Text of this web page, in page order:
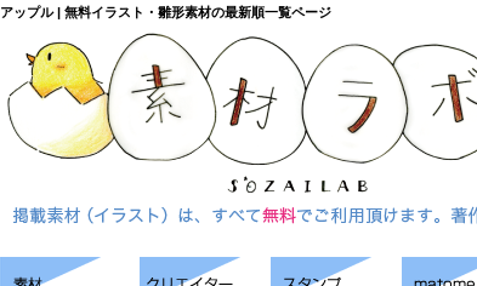
アップル | 無料イラスト・雛形素材の最新順一覧ページ